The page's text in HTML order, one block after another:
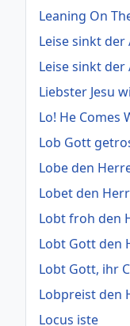
Leaning On
Leise sinkt
Leise sinkt der
Liebster Jesu
Lo! He Comes
Lob Gott
Lobe den
Lobet den
Lobt froh den
Lobt Gott den
Lobt Gott, ihr
Lobpreist den
Locus iste